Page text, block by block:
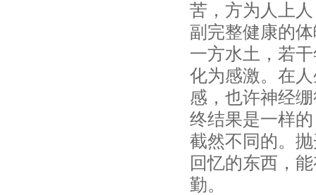
苦，方为人上
副完整健康的
一方水土，若
化为感激。在
感，也许神经
终结果是一样
截然不同的。
回忆的东西，
勤。